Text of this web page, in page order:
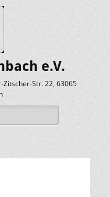
e.V.
Str. 22, 63065